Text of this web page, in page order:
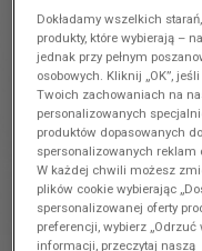
Dokładamy wszelkich
produkty, które wybierają –
jednak przy pełnym
osobowych. Kliknij „OK”,
Twoich zachowaniach na
personalizowanych
produktów dopasowanych
spersonalizowanych reklam
W każdej chwili możesz
plików cookie wybierając
spersonalizowanej oferty
preferencji, wybierz
informacji, przeczytaj naszą